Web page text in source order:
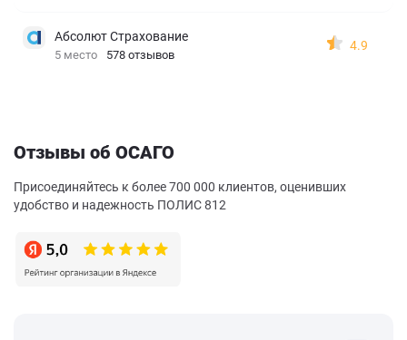
Абсолют Страхование
5 место 578 отзывов
4.9
Отзывы об ОСАГО
Присоединяйтесь к более 700 000 клиентов, оценивших
удобство и надежность ПОЛИС 812